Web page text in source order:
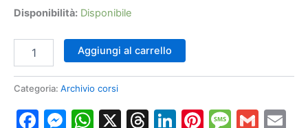
Disponibilità: Disponibile
Impianto
Midline,
Milano
Aggiungi al carrello
Categoria: Archivio corsi
Facebook
Messenger
WhatsApp
X Threads
LinkedIn
Pinterest